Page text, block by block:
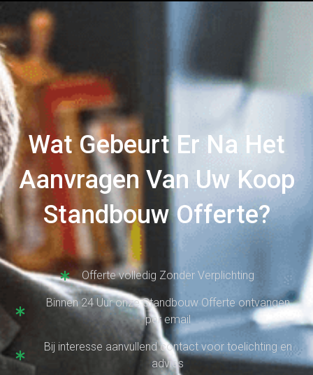
Wat Gebeurt Er Na Het
Aanvragen Van Uw Koop
Standbouw Offerte?
Offerte volledig Zonder Verplichting
Binnen 24 Uur onze Standbouw Offerte ontvangen
per email
Bij interesse aanvullend contact voor toelichting en
advies